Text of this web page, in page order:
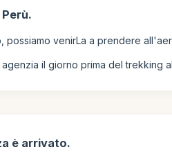
possiamo venirLa a prendere
agenzia il giorno prima del
è arrivato.